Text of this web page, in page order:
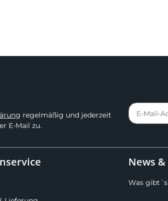
regelmäßig und jederzeit
E-Mail zu.
News
Was